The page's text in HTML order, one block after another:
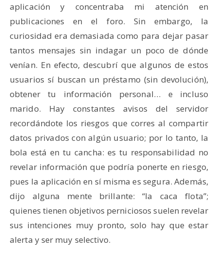
aplicación y concentraba mi atención en
publicaciones en el foro. Sin embargo, la
curiosidad era demasiada como para dejar pasar
tantos mensajes sin indagar un poco de dónde
venían. En efecto, descubrí que algunos de estos
usuarios sí buscan un préstamo (sin devolución),
obtener tu información personal… e incluso
marido. Hay constantes avisos del servidor
recordándote los riesgos que corres al compartir
datos privados con algún usuario; por lo tanto, la
bola está en tu cancha: es tu responsabilidad no
revelar información que podría ponerte en riesgo,
pues la aplicación en sí misma es segura. Además,
dijo alguna mente brillante: “la caca flota”;
quienes tienen objetivos perniciosos suelen revelar
sus intenciones muy pronto, solo hay que estar
alerta y ser muy selectivo.